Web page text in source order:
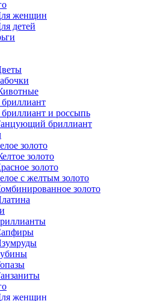
женщин
детей
бриллиант
бриллиант и россыпь
бриллиант
золото
золото
золото
с желтым золото
золото
женщин